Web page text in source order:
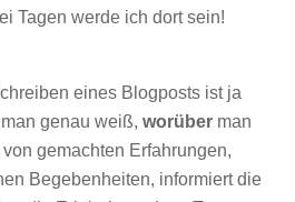
Tagen werde ich dort sein!
eines Blogposts ist ja
genau weiß,worüber man
gemachten Erfahrungen,
Begebenheiten, informiert die